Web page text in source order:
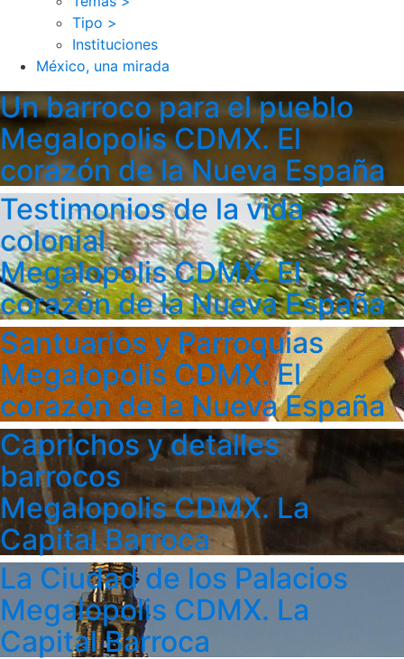
Tipo >
Instituciones
México, una mirada
Un barroco para el pueblo
Megalopolis CDMX. El
corazón de la Nueva España
Testimonios de la vida
colonial
Megalopolis CDMX. El
corazón de la Nueva España
Santuarios y Parroquias
Megalopolis CDMX. El
corazón de la Nueva España
Caprichos y detalles
barrocos
Megalopolis CDMX. La
Capital Barroca
La Ciudad de los Palacios
Megalopolis CDMX. La
Capital Barroca